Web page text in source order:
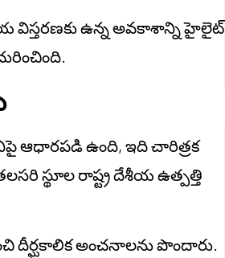
ఉన్న అవకాశాన్ని హైలైట్
ఆధారపడి ఉంది, ఇది చారిత్రక
స్థూల రాష్ట్ర దేశీయ ఉత్పత్తి
దీర్ఘకాలిక అంచనాలను పొందారు.